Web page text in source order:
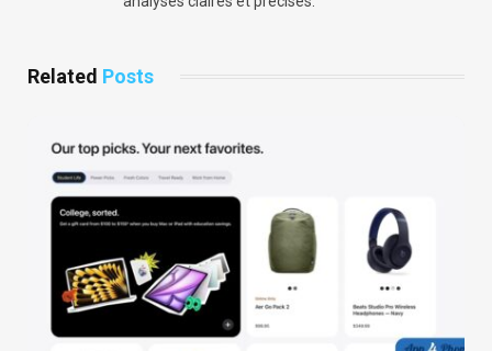
Related Posts